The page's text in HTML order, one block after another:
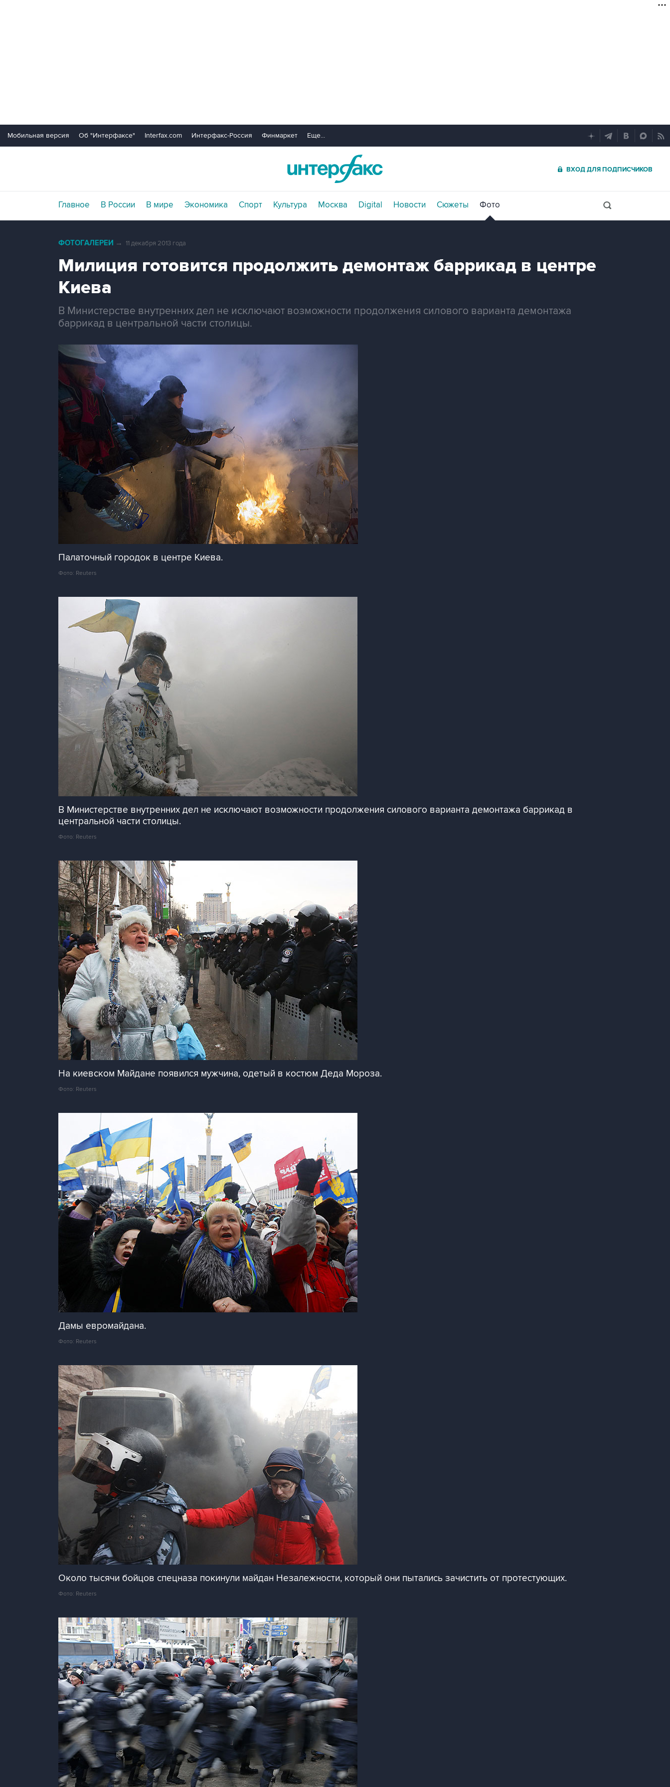
Мобильная версия Об "Интерфаксе" Interfax.com Интерфакс-Россия Финмаркет Еще...
ВХОД ДЛЯ ПОДПИСЧИКОВ
Главное В России В мире Экономика Спорт Культура Москва Digital Новости Сюжеты Фото
ФОТОГАЛЕРЕИ → 11 декабря 2013 года
Милиция готовится продолжить демонтаж баррикад в центре
Киева
В Министерстве внутренних дел не исключают возможности продолжения силового варианта демонтажа
баррикад в центральной части столицы.
Палаточный городок в центре Киева.
Фото: Reuters
В Министерстве внутренних дел не исключают возможности продолжения силового варианта демонтажа баррикад в
центральной части столицы.
Фото: Reuters
На киевском Майдане появился мужчина, одетый в костюм Деда Мороза.
Фото: Reuters
Дамы евромайдана.
Фото: Reuters
Около тысячи бойцов спецназа покинули майдан Незалежности, который они пытались зачистить от протестующих.
Фото: Reuters